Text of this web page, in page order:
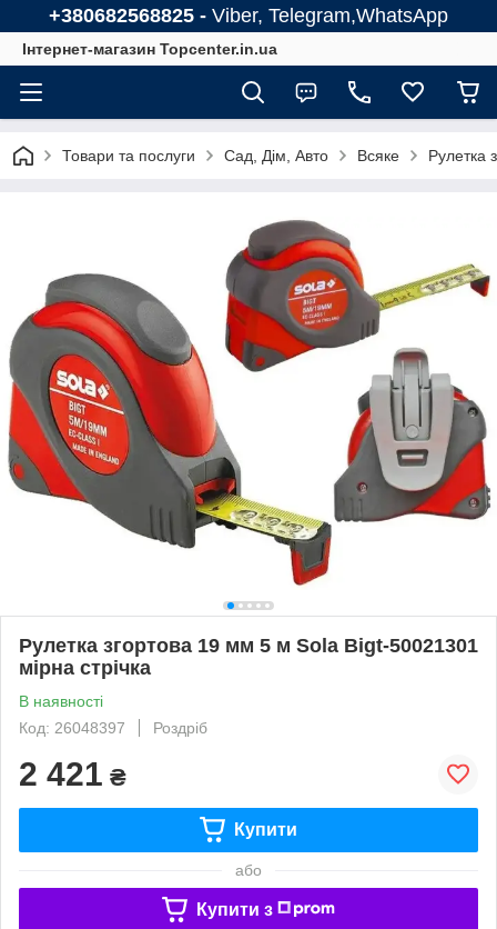
+380682568825 - Viber, Telegram,WhatsApp
Інтернет-магазин Topcenter.in.ua
Товари та послуги Сад, Дім, Авто Всяке Рулетка
Рулетка згортова 19 мм 5 м Sola Bigt-50021301
мірна стрічка
В наявності
Код: 26048397
Роздріб
2 421 ₴
Купити
або
Купити з